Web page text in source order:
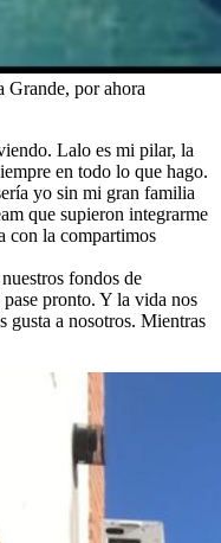
Grande, por ahora
Lalo es mi pilar, la
en todo lo que hago.
yo sin mi gran familia
que supieron integrarme
con la compartimos
fondos de
pronto. Y la vida nos
gusta a nosotros. Mientras